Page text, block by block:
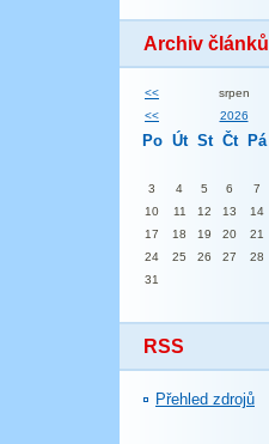
Archiv článků
<< srpen
<<
2026
Po Út St Čt Pá
3
4 5 6 7
10
11 12 13 14
17
18 19 20 21
24
25 26 27 28
31
RSS
Přehled zdrojů